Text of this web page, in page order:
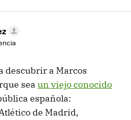
descubrir a Marcos
sea un viejo conocido
española:
de Madrid,